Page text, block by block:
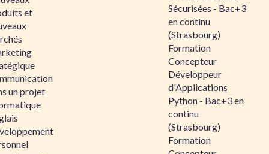
et
un projet
Sécurisées - Bac+3
en continu
(Strasbourg)
Formation
Concepteur
Développeur
d'Applications
Python - Bac+3 en
continu
(Strasbourg)
Formation